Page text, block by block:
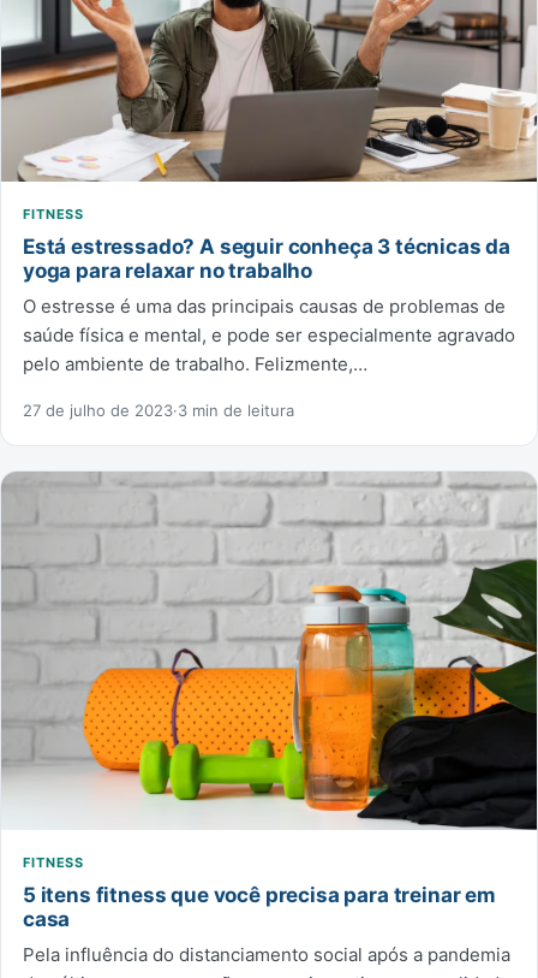
FITNESS
Está estressado? A seguir conheça 3 técnicas da
yoga para relaxar no trabalho
O estresse é uma das principais causas de problemas de
saúde física e mental, e pode ser especialmente agravado
pelo ambiente de trabalho. Felizmente,…
27 de julho de 2023·3 min de leitura
FITNESS
5 itens fitness que você precisa para treinar em
casa
Pela influência do distanciamento social após a pandemia